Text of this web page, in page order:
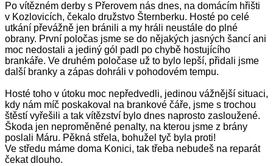
Po vítězném derby s Přerovem nás dnes, na domácím hřišti
v Kozlovicích, čekalo družstvo Šternberku. Hosté po celé
utkání převážně jen bránili a my hráli neustále do plné
obrany. První poločas jsme se do nějakých jasných šancí ani
moc nedostali a jediný gól padl po chybě hostujícího
brankáře. Ve druhém poločase už to bylo lepší, přidali jsme
další branky a zápas dohráli v pohodovém tempu.
Hosté toho v útoku moc nepředvedli, jedinou vážnější situaci,
kdy nám míč poskakoval na brankové čáře, jsme s trochou
štěstí vyřešili a tak vítězství bylo dnes naprosto zasloužené.
Škoda jen neproměněné penalty, na kterou jsme z brány
poslali Máru. Pěkná střela, bohužel tyč byla proti!
Ve středu máme doma Konici, tak třeba nebudeš na reparát
čekat dlouho.